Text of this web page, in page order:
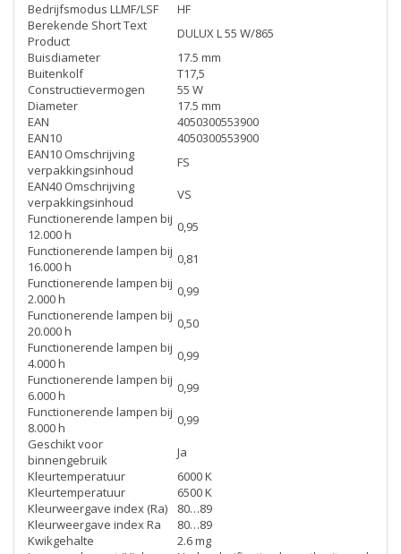
Bedrijfsmodus LLMF/LSF
HF
Berekende Short Text
Product
DULUX L 55 W/865
Buisdiameter
17.5 mm
Buitenkolf
T17,5
Constructievermogen
55 W
Diameter
17.5 mm
EAN
4050300553900
EAN10
4050300553900
EAN10 Omschrijving
verpakkingsinhoud
FS
EAN40 Omschrijving
verpakkingsinhoud
VS
Functionerende lampen bij
12.000 h
0,95
Functionerende lampen bij
16.000 h
0,81
Functionerende lampen bij
2.000 h
0,99
Functionerende lampen bij
20.000 h
0,50
Functionerende lampen bij
4.000 h
0,99
Functionerende lampen bij
6.000 h
0,99
Functionerende lampen bij
8.000 h
0,99
Geschikt voor
binnengebruik
Ja
Kleurtemperatuur
6000 K
Kleurtemperatuur
6500 K
Kleurweergave index (Ra)
80…89
Kleurweergave index Ra
80…89
Kwikgehalte
2.6 mg